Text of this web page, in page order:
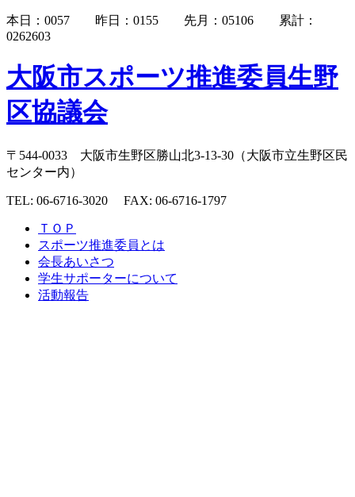
本日：0057 昨日：0155 先月：05106 累計：
0262603
大阪市スポーツ推進委員生野
区協議会
〒544-0033 大阪市生野区勝山北3-13-30（大阪市立生野区民
センター内）
TEL: 06-6716-3020 FAX: 06-6716-1797
ＴＯＰ
スポーツ推進委員とは
会長あいさつ
学生サポーターについて
活動報告